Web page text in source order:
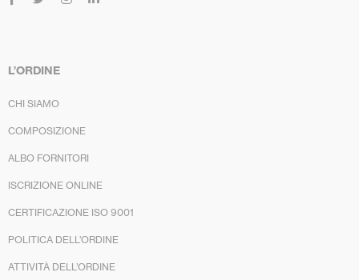
L’ORDINE
CHI SIAMO
COMPOSIZIONE
ALBO FORNITORI
ISCRIZIONE ONLINE
CERTIFICAZIONE ISO 9001
POLITICA DELL’ORDINE
ATTIVITÀ DELL’ORDINE